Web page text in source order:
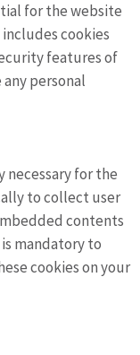
for the website
cookies
features of
personal
necessary for the
to collect user
contents
mandatory to
cookies on your